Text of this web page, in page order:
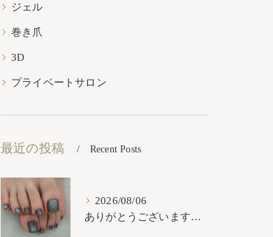
ジェル
巻き爪
3D
プライベートサロン
最近の投稿 Recent Posts
2026/08/06
ありがとうございます𓂃𓈒𓏸︎︎︎︎